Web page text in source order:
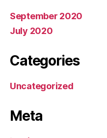
September 2020
July 2020
Categories
Uncategorized
Meta